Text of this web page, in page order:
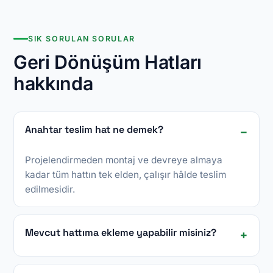
SIK SORULAN SORULAR
Geri Dönüşüm Hatları
hakkında
Anahtar teslim hat ne demek?
Projelendirmeden montaj ve devreye almaya
kadar tüm hattın tek elden, çalışır hâlde teslim
edilmesidir.
Mevcut hattıma ekleme yapabilir misiniz?